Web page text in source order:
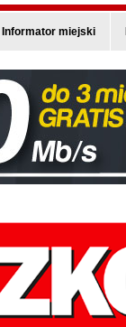
Informator miejski